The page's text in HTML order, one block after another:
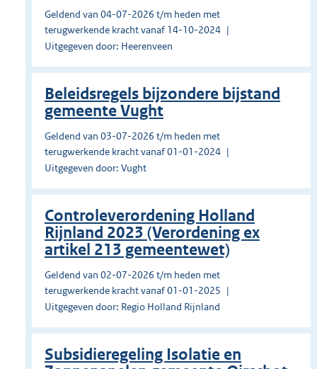
Geldend van 04-07-2026 t/m heden met
terugwerkende kracht vanaf 14-10-2024
Uitgegeven door: Heerenveen
Beleidsregels bijzondere bijstand
gemeente Vught
Geldend van 03-07-2026 t/m heden met
terugwerkende kracht vanaf 01-01-2024
Uitgegeven door: Vught
Controleverordening Holland
Rijnland 2023 (Verordening ex
artikel 213 gemeentewet)
Geldend van 02-07-2026 t/m heden met
terugwerkende kracht vanaf 01-01-2025
Uitgegeven door: Regio Holland Rijnland
Subsidieregeling Isolatie en